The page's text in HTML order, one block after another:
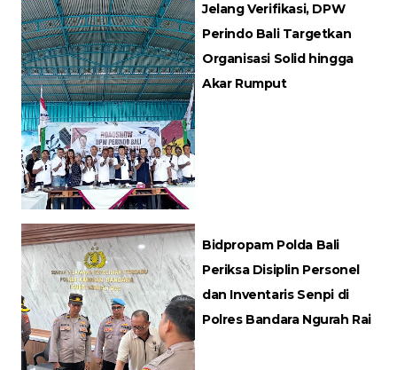
Jelang Verifikasi, DPW
Perindo Bali Targetkan
Organisasi Solid hingga
Akar Rumput
Bidpropam Polda Bali
Periksa Disiplin Personel
dan Inventaris Senpi di
Polres Bandara Ngurah Rai